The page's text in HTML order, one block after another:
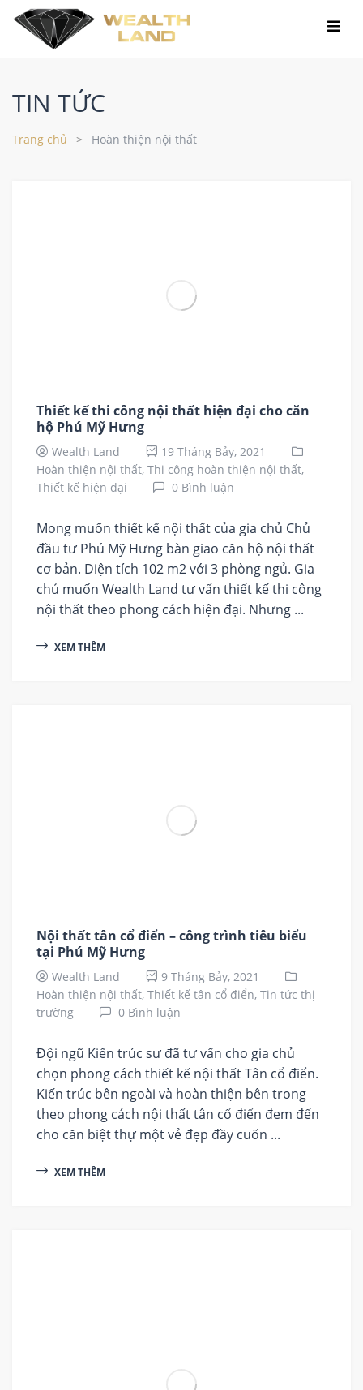
TIN TỨC
Trang chủ Hoàn thiện nội thất
Thiết kế thi công nội thất hiện đại cho căn
hộ Phú Mỹ Hưng
Wealth Land
19 Tháng Bảy, 2021
Hoàn thiện nội thất, Thi công hoàn thiện nội thất,
Thiết kế hiện đại
0 Bình luận
Mong muốn thiết kế nội thất của gia chủ Chủ
đầu tư Phú Mỹ Hưng bàn giao căn hộ nội thất
cơ bản. Diện tích 102 m2 với 3 phòng ngủ. Gia
chủ muốn Wealth Land tư vấn thiết kế thi công
nội thất theo phong cách hiện đại. Nhưng ...
XEM THÊM
Nội thất tân cổ điển – công trình tiêu biểu
tại Phú Mỹ Hưng
Wealth Land
9 Tháng Bảy, 2021
Hoàn thiện nội thất, Thiết kế tân cổ điển, Tin tức thị
trường
0 Bình luận
Đội ngũ Kiến trúc sư đã tư vấn cho gia chủ
chọn phong cách thiết kế nội thất Tân cổ điển.
Kiến trúc bên ngoài và hoàn thiện bên trong
theo phong cách nội thất tân cổ điển đem đến
cho căn biệt thự một vẻ đẹp đầy cuốn ...
XEM THÊM